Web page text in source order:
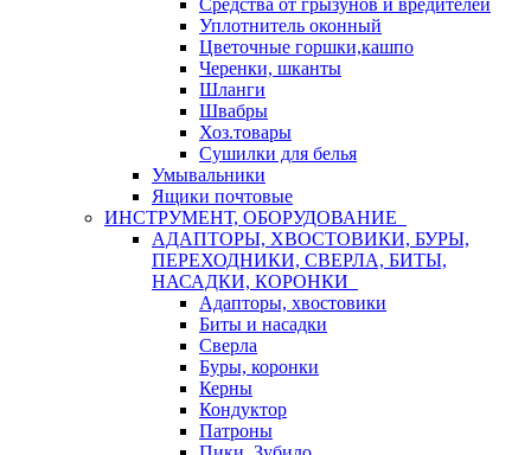
Средства от грызунов и вредителей
Уплотнитель оконный
Цветочные горшки,кашпо
Черенки, шканты
Шланги
Швабры
Хоз.товары
Сушилки для белья
Умывальники
Ящики почтовые
ИНСТРУМЕНТ, ОБОРУДОВАНИЕ
АДАПТОРЫ, ХВОСТОВИКИ, БУРЫ,
ПЕРЕХОДНИКИ, СВЕРЛА, БИТЫ,
НАСАДКИ, КОРОНКИ
Адапторы, хвостовики
Биты и насадки
Сверла
Буры, коронки
Керны
Кондуктор
Патроны